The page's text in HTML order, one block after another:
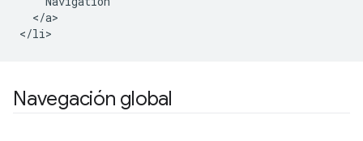
  </a>
Navegación global